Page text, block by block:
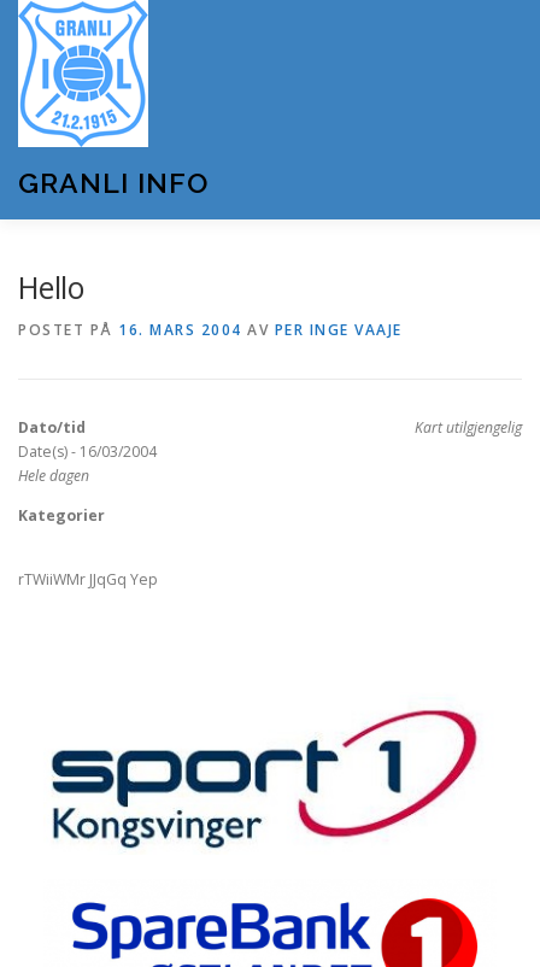
innhold
GRANLI INFO
OM GRANLI INFO
Hello
POSTET PÅ 16. MARS 2004 AV PER INGE VAAJE
Kart utilgjengelig
Dato/tid
Date(s) - 16/03/2004
Hele dagen
Kategorier
rTWiiWMr JJqGq Yep